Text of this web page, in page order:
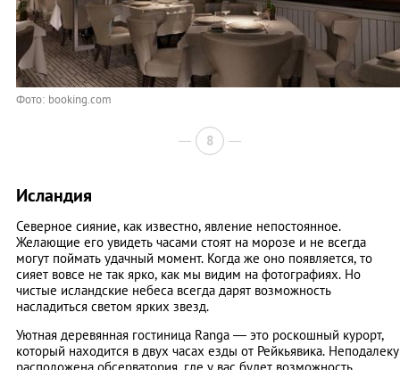
Фото: booking.com
8
Исландия
Северное сияние, как известно, явление непостоянное.
Желающие его увидеть часами стоят на морозе и не всегда
могут поймать удачный момент. Когда же оно появляется, то
сияет вовсе не так ярко, как мы видим на фотографиях. Но
чистые исландские небеса всегда дарят возможность
насладиться светом ярких звезд.
Уютная деревянная гостиница Ranga — это роскошный курорт,
который находится в двух часах езды от Рейкьявика. Неподалеку